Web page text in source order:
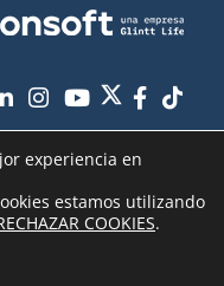
experiencia en
estamos utilizando
COOKIES.